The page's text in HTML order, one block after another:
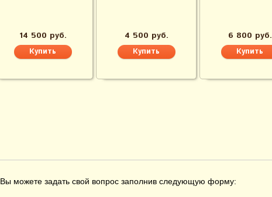
14 500 руб. 4 500 руб. 6 800 руб.
Вы можете задать свой вопрос заполнив следующую форму: